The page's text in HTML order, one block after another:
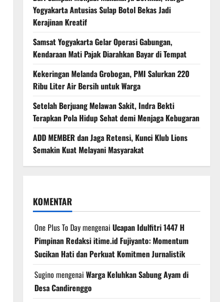
Yogyakarta Antusias Sulap Botol Bekas Jadi
Kerajinan Kreatif
Samsat Yogyakarta Gelar Operasi Gabungan,
Kendaraan Mati Pajak Diarahkan Bayar di Tempat
Kekeringan Melanda Grobogan, PMI Salurkan 220
Ribu Liter Air Bersih untuk Warga
Setelah Berjuang Melawan Sakit, Indra Bekti
Terapkan Pola Hidup Sehat demi Menjaga Kebugaran
ADD MEMBER dan Jaga Retensi, Kunci Klub Lions
Semakin Kuat Melayani Masyarakat
KOMENTAR
One Plus To Daymengenai Ucapan Idulfitri 1447 H
Pimpinan Redaksi itime.id Fujiyanto: Momentum
Sucikan Hati dan Perkuat Komitmen Jurnalistik
Sugino mengenai Warga Keluhkan Sabung Ayam di
Desa Candirenggo